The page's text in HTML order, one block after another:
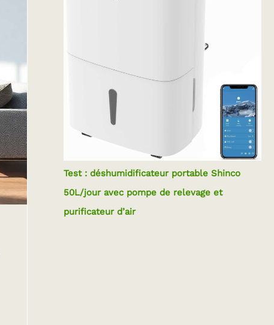
Test : déshumidificateur portable Shinco
50L/jour avec pompe de relevage et
purificateur d’air